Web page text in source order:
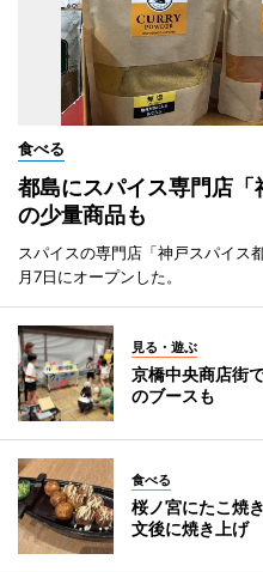
食べる
都島にスパイス専門店
の少量商品も
スパイスの専門店「神戸スパイス
月7日にオープンした。
見る・遊ぶ
京橋中央商店街
のブースも
食べる
桜ノ宮にたこ焼
文後に焼き上げ